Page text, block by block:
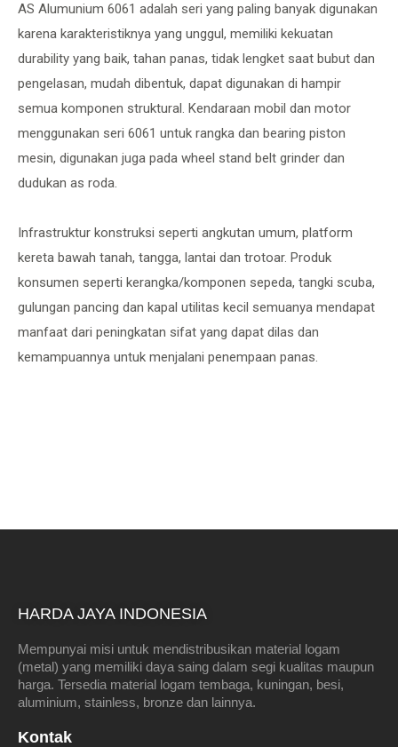
AS Alumunium 6061 adalah seri yang paling banyak digunakan
karena karakteristiknya yang unggul, memiliki kekuatan
durability yang baik, tahan panas, tidak lengket saat bubut dan
pengelasan, mudah dibentuk, dapat digunakan di hampir
semua komponen struktural. Kendaraan mobil dan motor
menggunakan seri 6061 untuk rangka dan bearing piston
mesin, digunakan juga pada wheel stand belt grinder dan
dudukan as roda.
Infrastruktur konstruksi seperti angkutan umum, platform
kereta bawah tanah, tangga, lantai dan trotoar. Produk
konsumen seperti kerangka/komponen sepeda, tangki scuba,
gulungan pancing dan kapal utilitas kecil semuanya mendapat
manfaat dari peningkatan sifat yang dapat dilas dan
kemampuannya untuk menjalani penempaan panas.
HARDA JAYA INDONESIA
Mempunyai misi untuk mendistribusikan material logam
(metal) yang memiliki daya saing dalam segi kualitas maupun
harga. Tersedia material logam tembaga, kuningan, besi,
aluminium, stainless, bronze dan lainnya.
Kontak